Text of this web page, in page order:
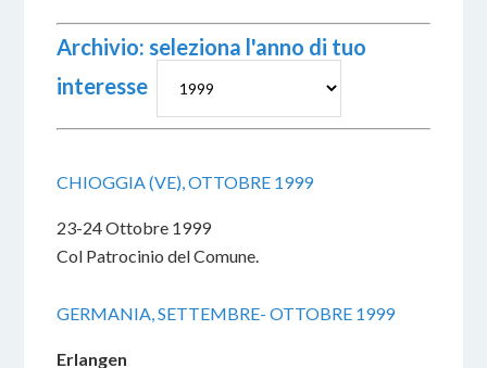
Archivio: seleziona l'anno di tuo
interesse
CHIOGGIA (VE), OTTOBRE 1999
23-24 Ottobre 1999
Col Patrocinio del Comune.
GERMANIA, SETTEMBRE- OTTOBRE 1999
Erlangen